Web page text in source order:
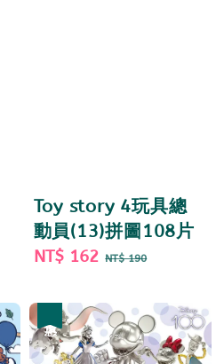
Toy story 4玩具總
動員(13)拼圖108片
Sale
NT$ 162 Regular
NT$ 190